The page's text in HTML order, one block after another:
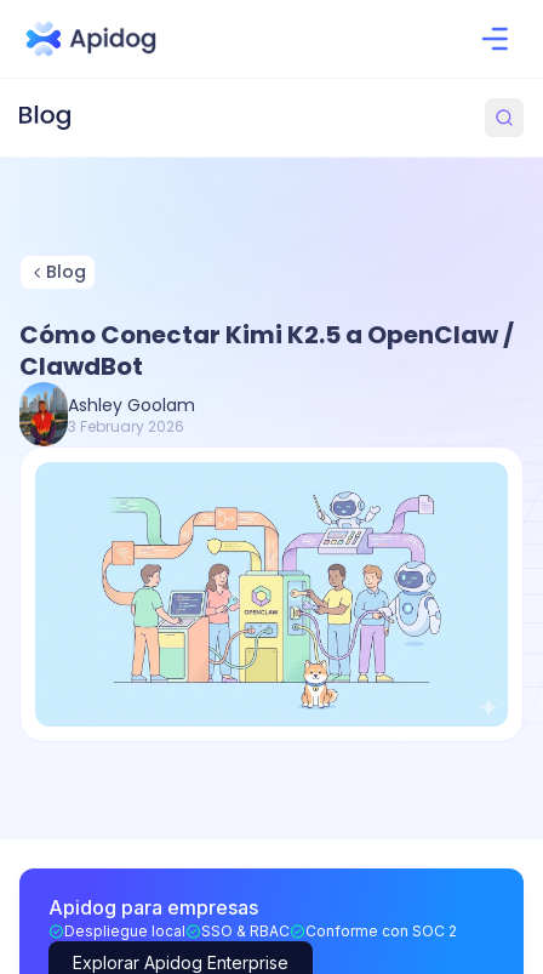
Blog
Cómo Conectar Kimi K2.5 a OpenClaw /
ClawdBot
Ashley Goolam
3 February 2026
Apidog para empresas
Despliegue local SSO & RBAC Conforme con SOC 2
Explorar Apidog Enterprise